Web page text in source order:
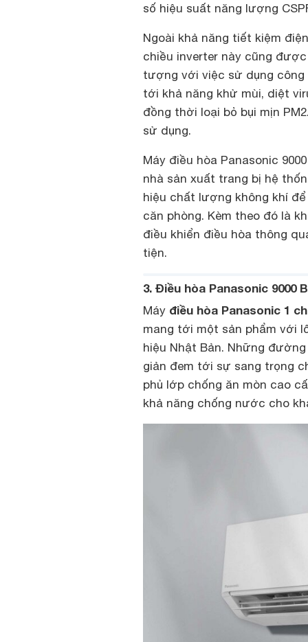
số hiệu suất năng lượng
Ngoài khả năng tiết kiệm
chiều inverter này cũng
tượng với việc sử dụng công
tới khả năng khử mùi, diệt
đồng thời loại bỏ bụi mịn
sử dụng.
Máy điều hòa Panasonic
nhà sản xuất trang bị hệ
hiệu chất lượng không khí
căn phòng. Kèm theo đó là
điều khiển điều hòa thông
tiện.
3. Điều hòa Panasonic 9000
Máy điều hòa Panasonic 1
mang tới một sản phẩm với
hiệu Nhật Bản. Những
giản đem tới sự sang trọng
phủ lớp chống ăn mòn cao
khả năng chống nước cho